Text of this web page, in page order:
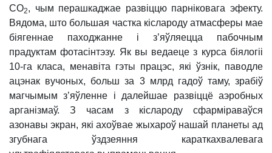
СО2, чым перашкаджае развіццю парніковага эфекту.
Вядома, што большая частка кіслароду атмасферы мае
біягеннае паходжанне і з’яўляецца пабочным
прадуктам фотасінтэзу. Як вы ведаеце з курса біялогіі
10-га класа, менавіта гэты працэс, які ўзнік, паводле
ацэнак вучоных, больш за 3 млрд гадоў таму, зрабіў
магчымым з’яўленне і далейшае развіццё аэробных
арганізмаў. З часам з кіслароду сфарміраваўся
азонавы экран, які ахоўвае жыхароў нашай планеты ад
згубнага ўздзеяння караткахвалевага